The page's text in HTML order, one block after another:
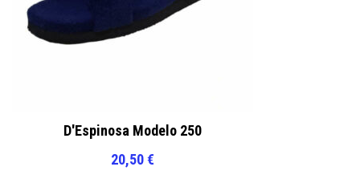
D'Espinosa Modelo 250
20,50€